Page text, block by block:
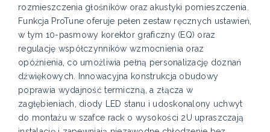
rozmieszczenia głośników oraz akustyki pomieszczenia.
Funkcja ProTune oferuje pełen zestaw ręcznych ustawień,
w tym 10-pasmowy korektor graficzny (EQ) oraz
regulację współczynników wzmocnienia oraz
opóźnienia, co umożliwia pełną personalizację doznań
dźwiękowych. Innowacyjna konstrukcja obudowy
poprawia wydajność termiczną, a złącza w
zagłębieniach, diody LED stanu i udoskonalony uchwyt
do montażu w szafce rack o wysokości 2U upraszczają